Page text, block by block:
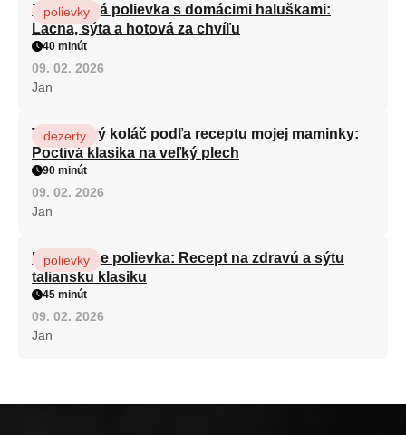
Zeleninová polievka s domácimi haluškami:
Lacná, sýta a hotová za chvíľu
polievky
40 minút
09. 02. 2026
Jan
Tvarohový koláč podľa receptu mojej maminky:
Poctivá klasika na veľký plech
dezerty
90 minút
09. 02. 2026
Jan
Minestrone polievka: Recept na zdravú a sýtu
taliansku klasiku
polievky
45 minút
09. 02. 2026
Jan